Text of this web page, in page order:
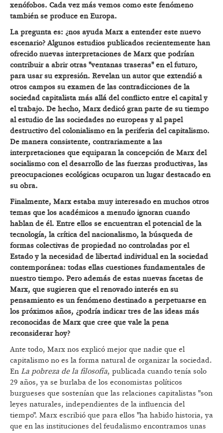
xenófobos. Cada vez más vemos como este fenómeno
también se produce en Europa.
La pregunta es: ¿nos ayuda Marx a entender este nuevo
escenario? Algunos estudios publicados recientemente han
ofrecido nuevas interpretaciones de Marx que podrían
contribuir a abrir otras "ventanas traseras" en el futuro,
para usar su expresión. Revelan un autor que extendió a
otros campos su examen de las contradicciones de la
sociedad capitalista más allá del conflicto entre el capital y
el trabajo. De hecho, Marx dedicó gran parte de su tiempo
al estudio de las sociedades no europeas y al papel
destructivo del colonialismo en la periferia del capitalismo.
De manera consistente, contrariamente a las
interpretaciones que equiparan la concepción de Marx del
socialismo con el desarrollo de las fuerzas productivas, las
preocupaciones ecológicas ocuparon un lugar destacado en
su obra.
Finalmente, Marx estaba muy interesado en muchos otros
temas que los académicos a menudo ignoran cuando
hablan de él. Entre ellos se encuentran el potencial de la
tecnología, la crítica del nacionalismo, la búsqueda de
formas colectivas de propiedad no controladas por el
Estado y la necesidad de libertad individual en la sociedad
contemporánea: todas ellas cuestiones fundamentales de
nuestro tiempo. Pero además de estas nuevas facetas de
Marx, que sugieren que el renovado interés en su
pensamiento es un fenómeno destinado a perpetuarse en
los próximos años, ¿podría indicar tres de las ideas más
reconocidas de Marx que cree que vale la pena
reconsiderar hoy?
Ante todo, Marx nos explicó mejor que nadie que el
capitalismo no es la forma natural de organizar la sociedad.
En La pobreza de la filosofía, publicada cuando tenía solo
29 años, ya se burlaba de los economistas políticos
burgueses que sostenían que las relaciones capitalistas "son
leyes naturales, independientes de la influencia del
tiempo". Marx escribió que para ellos "ha habido historia, ya
que en las instituciones del feudalismo encontramos unas